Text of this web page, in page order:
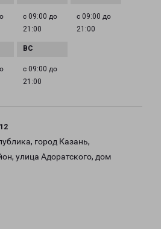
с 09:00 до
21:00
с 09:00 до
21:00
с 09:00 до
21:00
город Казань,
улица Адоратского, дом